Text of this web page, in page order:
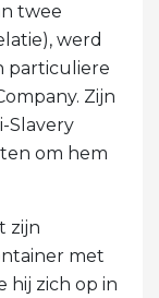
twee
werd
particuliere
Zijn
Slavery
om hem
zijn
met
hij zich op in